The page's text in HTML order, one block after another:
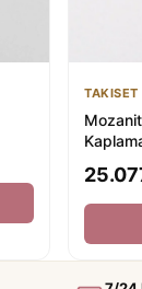
TAKISET